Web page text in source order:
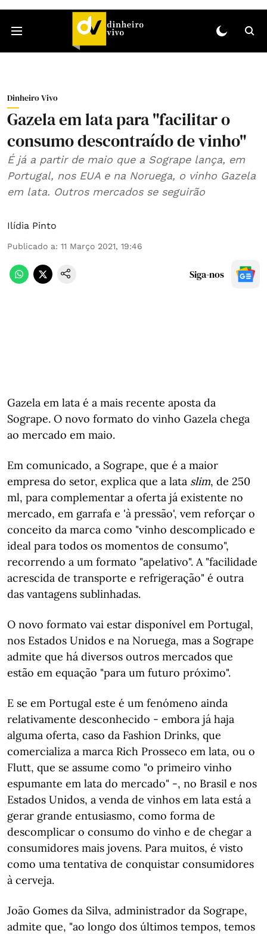
Dinheiro Vivo
Gazela em lata para "facilitar o
consumo descontraído de vinho"
É já a partir de maio que a Sogrape lança, em
Portugal, nos EUA e na Noruega, o vinho Gazela
em lata. Outros mercados se seguirão
Ilídia Pinto
Publicado a: 11 Março 2021, 19:46
Siga-nos
Gazela em lata é a mais recente aposta da
Sogrape. O novo formato do vinho Gazela chega
ao mercado em maio.
Em comunicado, a Sogrape, que é a maior
empresa do setor, explica que a lata slim, de 250
ml, para complementar a oferta já existente no
mercado, em garrafa e 'à pressão', vem reforçar o
conceito da marca como "vinho descomplicado e
ideal para todos os momentos de consumo",
recorrendo a um formato "apelativo". A "facilidade
acrescida de transporte e refrigeração" é outra
das vantagens sublinhadas.
O novo formato vai estar disponível em Portugal,
nos Estados Unidos e na Noruega, mas a Sogrape
admite que há diversos outros mercados que
estão em equação "para um futuro próximo".
E se em Portugal este é um fenómeno ainda
relativamente desconhecido - embora já haja
alguma oferta, caso da Fashion Drinks, que
comercializa a marca Rich Prosseco em lata, ou o
Flutt, que se assume como "o primeiro vinho
espumante em lata do mercado" -, no Brasil e nos
Estados Unidos, a venda de vinhos em lata está a
gerar grande entusiasmo, como forma de
descomplicar o consumo do vinho e de chegar a
consumidores mais jovens. Para muitos, é visto
como uma tentativa de conquistar consumidores
à cerveja.
João Gomes da Silva, administrador da Sogrape,
admite que, "ao longo dos últimos tempos, temos